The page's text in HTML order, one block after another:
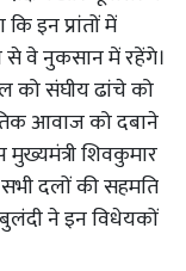
इन प्रांतों में
वे नुकसान में रहेंगे।
को संघीय ढांचे को
आवाज को दबाने
शिवकुमार
दलों की सहमति
ने इन विधेयकों